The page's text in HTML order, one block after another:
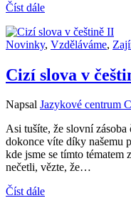
Číst dále
Novinky, Vzděláváme,
Cizí slova v
Napsal Jazykové centrum
Asi tušíte, že slovní
dokonce víte díky našemu
kde jsme se tímto tématem
nečetli, vězte, že…
Číst dále